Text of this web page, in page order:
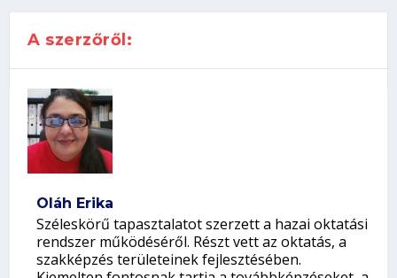
A szerzőről:
Oláh Erika
Széleskörű tapasztalatot szerzett a hazai oktatási
rendszer működéséről. Részt vett az oktatás, a
szakképzés területeinek fejlesztésében.